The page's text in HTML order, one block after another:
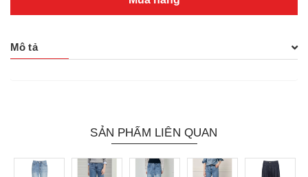
Mô tả
SẢN PHẨM LIÊN QUAN